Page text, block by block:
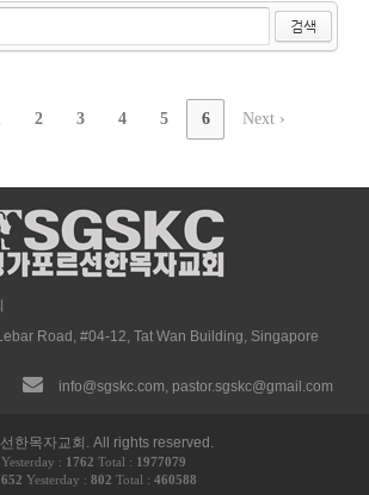
립니다. 처음 시작한 아기학교여서 부족한 점들이
검색
2 3 4 5 6 Next ›
Road, #04-12, Tat Wan Building, Singapore
info@sgskc.com, pastor.sgskc@gmail.com
한목자교회. All rights reserved.
Yesterday : 1762 Total : 1977079
652 Yesterday : 802 Total : 460588